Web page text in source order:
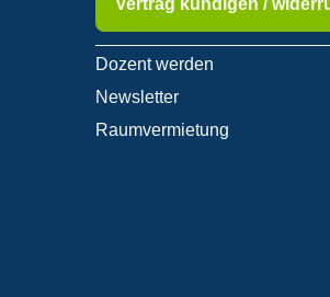
Vertrag kündigen /
Dozent werden
Newsletter
Raumvermietung